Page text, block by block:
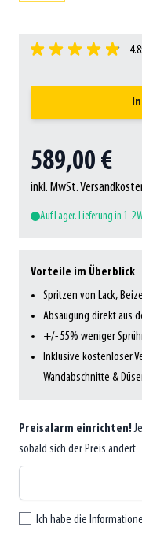
589,00 €
inkl. MwSt.
Auf Lager. Lieferung in 1-2
Vorteile im Überblick
Spritzen von Lack,
Absaugung direkt aus
+/- 55% weniger
Inklusive kostenloser
Wandabschnitte &
Preisalarm einrichten!
sobald sich der Preis ändert
Ich habe die